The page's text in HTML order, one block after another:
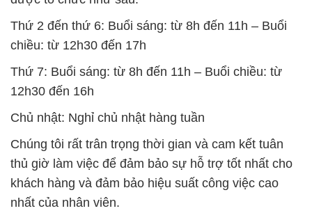
Thứ 2 đến thứ 6: Buổi sáng: từ 8h đến 11h – Buổi
chiều: từ 12h30 đến 17h
Thứ 7: Buổi sáng: từ 8h đến 11h – Buổi chiều: từ
12h30 đến 16h
Chủ nhật: Nghỉ chủ nhật hàng tuần
Chúng tôi rất trân trọng thời gian và cam kết tuân
thủ giờ làm việc để đảm bảo sự hỗ trợ tốt nhất cho
khách hàng và đảm bảo hiệu suất công việc cao
nhất của nhân viên.